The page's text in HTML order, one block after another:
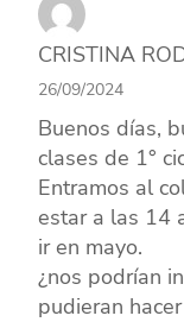
CRISTINA
26/09/2024
Buenos días,
clases de 1°
Entramos al
estar a las 14
ir en mayo.
¿nos podrían
pudieran